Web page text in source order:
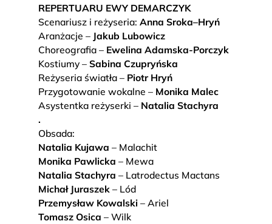
REPERTUARU EWY DEMARCZYK
Scenariusz i reżyseria: Anna Sroka–Hryń
Aranżacje – Jakub Lubowicz
Choreografia –Ewelina Adamska-Porczyk
Kostiumy – Sabina Czupryńska
Reżyseria światła – Piotr Hryń
Przygotowanie wokalne – Monika Malec
Asystentka reżyserki – Natalia Stachyra
.
Obsada:
Natalia Kujawa – Malachit
Monika Pawlicka – Mewa
Natalia Stachyra – Latrodectus Mactans
Michał Juraszek– Lód
Przemysław Kowalski – Ariel
Tomasz Osica – Wilk